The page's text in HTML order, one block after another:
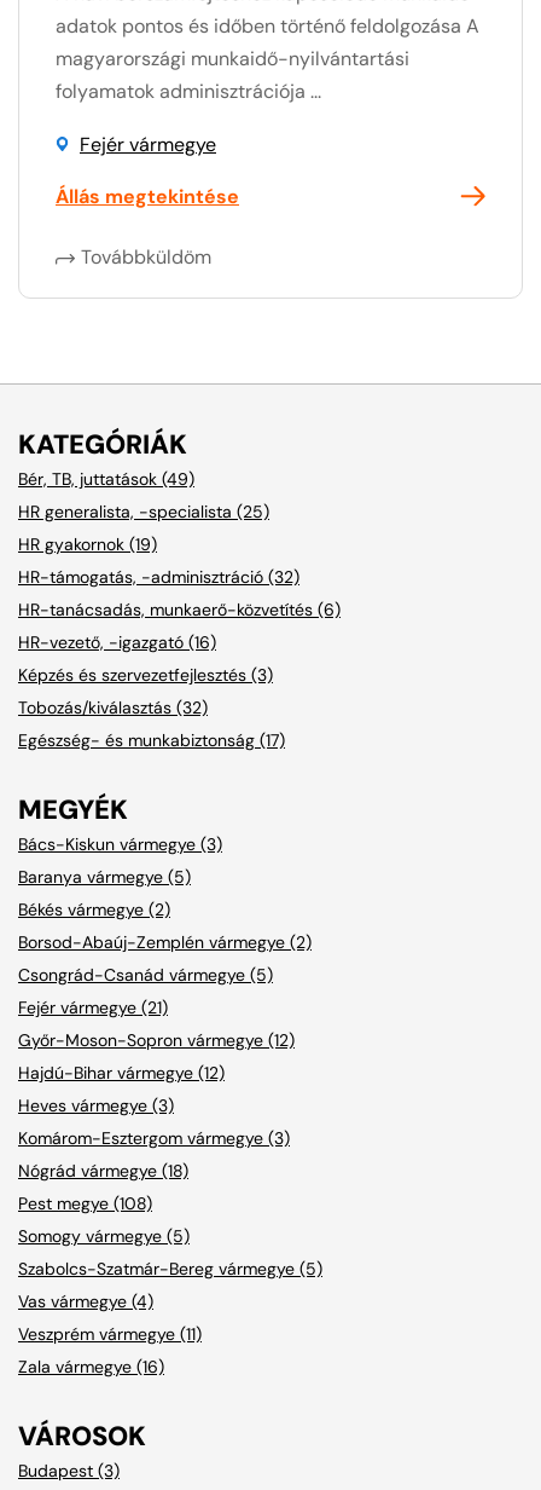
adatok pontos és időben történő feldolgozása A
magyarországi munkaidő-nyilvántartási
folyamatok adminisztrációja ...
Fejér vármegye
Állás megtekintése
Továbbküldöm
KATEGÓRIÁK
Bér, TB, juttatások (49)
HR generalista, -specialista (25)
HR gyakornok (19)
HR-támogatás, -adminisztráció (32)
HR-tanácsadás, munkaerő-közvetítés (6)
HR-vezető, -igazgató (16)
Képzés és szervezetfejlesztés (3)
Tobozás/kiválasztás (32)
Egészség- és munkabiztonság (17)
MEGYÉK
Bács-Kiskun vármegye (3)
Baranya vármegye (5)
Békés vármegye (2)
Borsod-Abaúj-Zemplén vármegye (2)
Csongrád-Csanád vármegye (5)
Fejér vármegye (21)
Győr-Moson-Sopron vármegye (12)
Hajdú-Bihar vármegye (12)
Heves vármegye (3)
Komárom-Esztergom vármegye (3)
Nógrád vármegye (18)
Pest megye (108)
Somogy vármegye (5)
Szabolcs-Szatmár-Bereg vármegye (5)
Vas vármegye (4)
Veszprém vármegye (11)
Zala vármegye (16)
VÁROSOK
Budapest (3)